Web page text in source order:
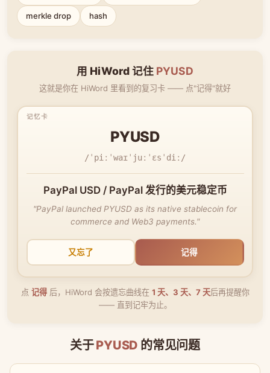
merkle drop hash
用 HiWord 记住 PYUSD
这就是你在 HiWord 里看到的复习卡 —— 点"记得"就好
PYUSD
/ˈpiːˈwaɪˈjuːˈɛsˈdiː/
PayPal USD / PayPal 发行的美元稳定币
"PayPal launched PYUSD as its native stablecoin for
commerce and Web3 payments."
又忘了 记得
点 记得后，HiWord 会按遗忘曲线在 1 天、3 天、7 天后再提醒你
—— 直到记牢为止。
关于PYUSD 的常见问题